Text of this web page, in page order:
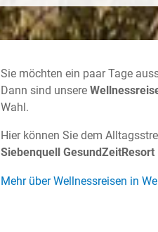
Sie möchten ein paar Tage
Dann sind unsere
Wahl.
Hier können Sie dem
Siebenquell GesundZeitResort
Mehr über Wellnessreisen in